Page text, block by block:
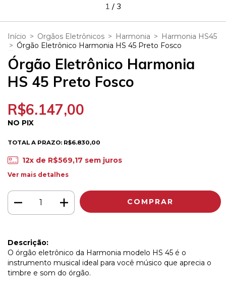
1 / 3
Início > Orgãos Eletrônicos > Harmonia > Harmonia HS45
> Órgão Eletrônico Harmonia HS 45 Preto Fosco
Órgão Eletrônico Harmonia
HS 45 Preto Fosco
R$6.147,00
NO PIX
TOTAL A PRAZO: R$6.830,00
12x de R$569,17 sem juros
Ver mais detalhes
Descrição:
O órgão eletrônico da Harmonia modelo HS 45 é o
instrumento musical ideal para você músico que aprecia o
timbre e som do órgão.